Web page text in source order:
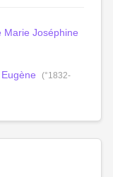
Marie Joséphine
(°1832-